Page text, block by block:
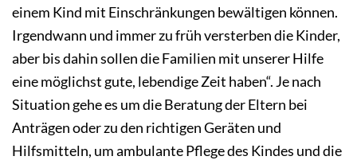
einem Kind mit Einschränkungen bewältigen können.
Irgendwann und immer zu früh versterben die Kinder,
aber bis dahin sollen die Familien mit unserer Hilfe
eine möglichst gute, lebendige Zeit haben“. Je nach
Situation gehe es um die Beratung der Eltern bei
Anträgen oder zu den richtigen Geräten und
Hilfsmitteln, um ambulante Pflege des Kindes und die